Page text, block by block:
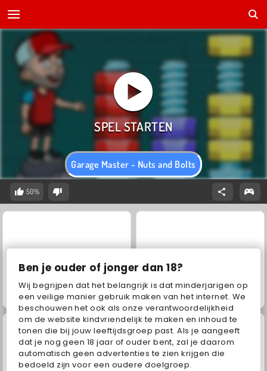
Ben je ouder of jonger dan 18?
Wij begrijpen dat het belangrijk is dat minderjarigen op
een veilige manier gebruik maken van het internet. We
beschouwen het ook als onze verantwoordelijkheid
om de website kindvriendelijk te maken en inhoud te
tonen die bij jouw leeftijdsgroep past. Als je aangeeft
dat je nog geen 18 jaar of ouder bent, zal je daarom
automatisch geen advertenties te zien krijgen die
bedoeld zijn voor een oudere doelgroep.
Garage Master - Nuts and Bolts
50%
Grand Mahjong Connect Jewel Garden Story